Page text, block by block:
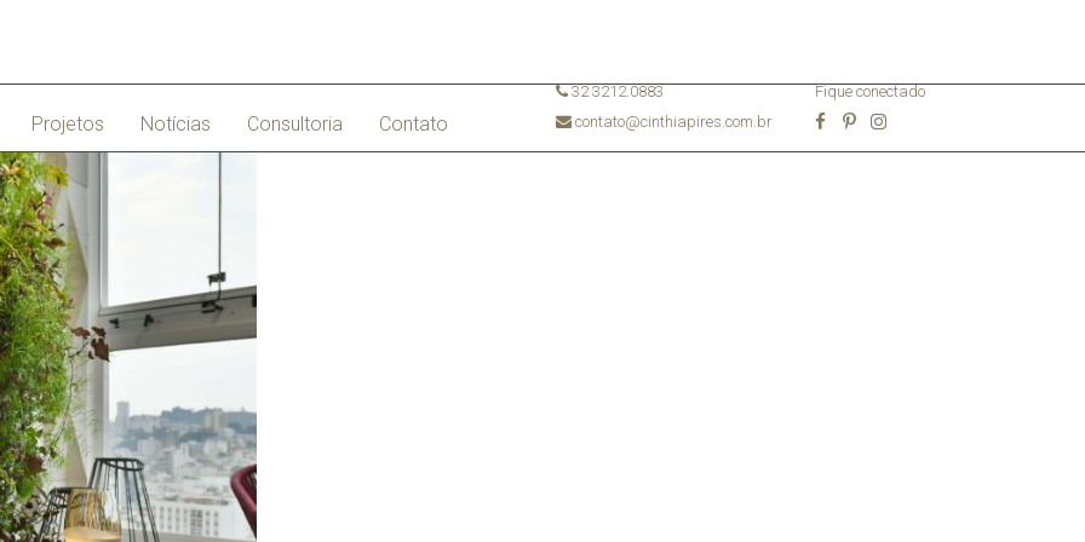
Projetos Notícias Consultoria Contato
32 3212.0883
contato@cinthiapires.com.br
Fique conectado